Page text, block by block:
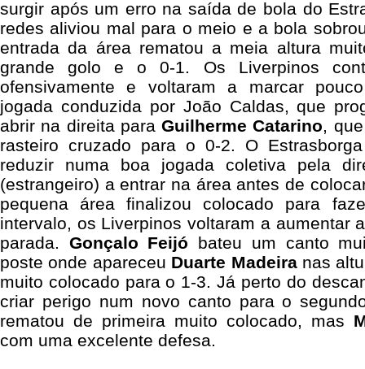
surgir após um erro na saída de bola do
redes aliviou mal para o meio e a bola
entrada da área rematou a meia altura
grande golo e o 0-1. Os Liverpinos
ofensivamente e voltaram a marcar
jogada conduzida por João Caldas, que
abrir na direita paraGuilherme Catarino,
rasteiro cruzado para o 0-2. O
reduzir numa boa jogada coletiva pela
(estrangeiro) a entrar na área antes de
pequena área finalizou colocado para
intervalo, os Liverpinos voltaram a aumentar
parada. Gonçalo Feijó bateu um canto
poste onde apareceu Duarte Madeiranas
muito colocado para o 1-3. Já perto do
criar perigo num novo canto para o
rematou de primeira muito colocado, mas
com uma excelente defesa.